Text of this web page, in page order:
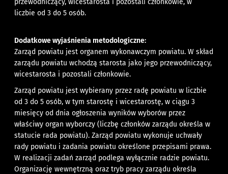
liczbie od 3 do 5 osób.
Dodatkowe wyjaśnienia metodologiczne:
Zarząd powiatu jest organem wykonawczym powiatu. W skład
zarządu powiatu wchodzą starosta jako jego przewodniczący,
wicestarosta i pozostali członkowie.
Zarząd powiatu jest wybierany przez radę powiatu w liczbie
od 3 do 5 osób, w tym starostę i wicestarostę, w ciągu 3
miesięcy od dnia ogłoszenia wyników wyborów przez
właściwy organ wyborczy (liczbę członków zarządu określa w
statucie rada powiatu). Zarząd powiatu wykonuje uchwały
rady powiatu i zadania powiatu określone przepisami prawa.
W realizacji zadań zarząd podlega wyłącznie radzie powiatu.
Organizację wewnętrzną oraz tryb pracy zarządu określa